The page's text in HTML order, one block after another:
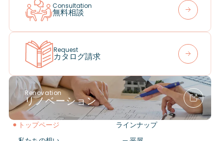
トップページ
ラインナップ
Consultation
無料相談
Request
カタログ請求
Renovation
リノベーション